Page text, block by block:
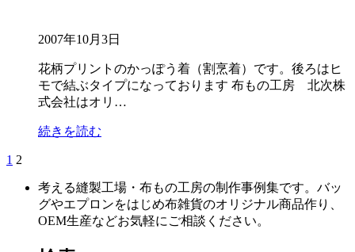
2007年10月3日
花柄プリントのかっぽう着（割烹着）です。後ろはヒ
モで結ぶタイプになっております 布もの工房 北次株
式会社はオリ…
続きを読む
投
1 2
考える縫製工場・布もの工房の制作事例集です。バッ
グやエプロンをはじめ布雑貨のオリジナル商品作り、
OEM生産などお気軽にご相談ください。